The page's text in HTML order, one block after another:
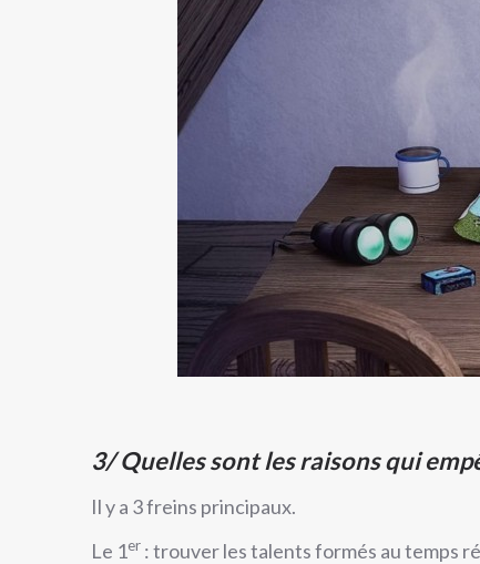
3/ Quelles sont les raisons qui
Il y a 3 freins principaux.
Le 1er : trouver les talents formés au temps